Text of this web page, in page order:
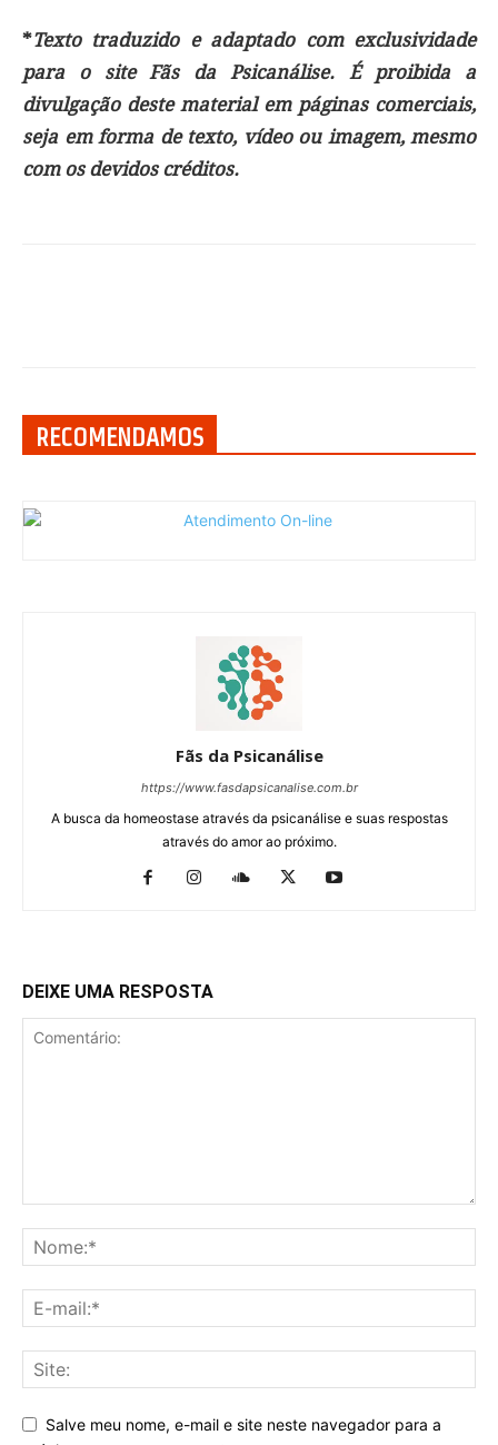
*Texto traduzido e adaptado com exclusividade
para o site Fãs da Psicanálise. É proibida a
divulgação deste material em páginas comerciais,
seja em forma de texto, vídeo ou imagem, mesmo
com os devidos créditos.
RECOMENDAMOS
Fãs da Psicanálise
https://www.fasdapsicanalise.com.br
A busca da homeostase através da psicanálise e suas respostas
através do amor ao próximo.
DEIXE UMA RESPOSTA
Salve meu nome, e-mail e site neste navegador para a